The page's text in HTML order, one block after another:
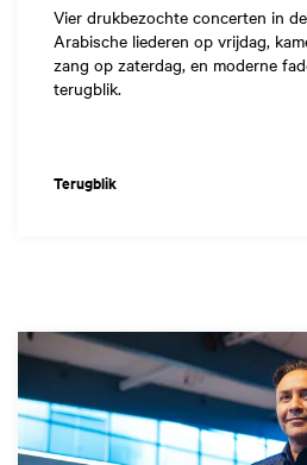
Vier drukbezochte concerten in
Arabische liederen op vrijdag,
zang op zaterdag, en moderne
terugblik.
Terugblik